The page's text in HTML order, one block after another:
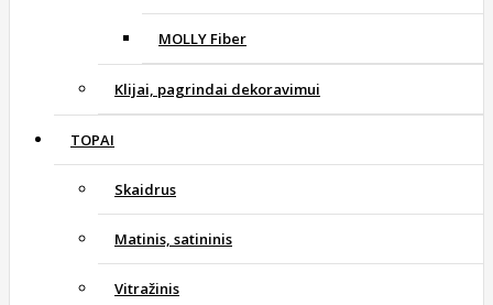
MOLLY Fiber
Klijai, pagrindai dekoravimui
TOPAI
Skaidrus
Matinis, satininis
Vitražinis